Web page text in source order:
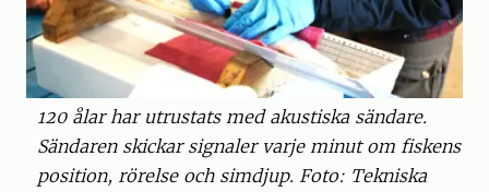
120 ålar har utrustats med akustiska sändare.
Sändaren skickar signaler varje minut om fiskens
position, rörelse och simdjup. Foto: Tekniska